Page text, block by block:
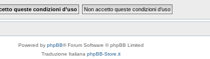
Powered by phpBB® Forum Software © phpBB Limited
Traduzione Italiana phpBB-Store.it